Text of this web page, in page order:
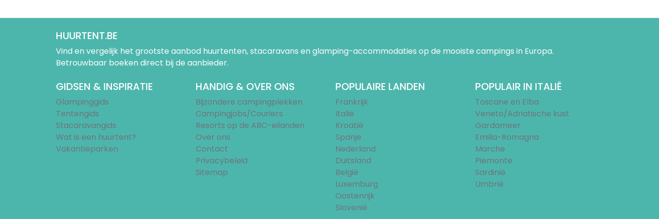
HUURTENT.BE
Vind en vergelijk het grootste aanbod huurtenten, stacaravans en glamping-accommodaties op de mooiste campings in Europa.
Betrouwbaar boeken direct bij de aanbieder.
GIDSEN & INSPIRATIE
Glampinggids
Tentengids
Stacaravangids
Wat is een huurtent?
Vakantieparken
HANDIG & OVER ONS
Bijzondere campingplekken
Campingjobs/Couriers
Resorts op de ABC-eilanden
Over ons
Contact
Privacybeleid
Sitemap
POPULAIRE LANDEN
Frankrijk
Italië
Kroatië
Spanje
Nederland
Duitsland
België
Luxemburg
Oostenrijk
Slovenië
POPULAIR IN ITALIË
Toscane en Elba
Veneto/Adriatische kust
Gardameer
Emilia-Romagna
Marche
Piemonte
Sardinië
Umbrië